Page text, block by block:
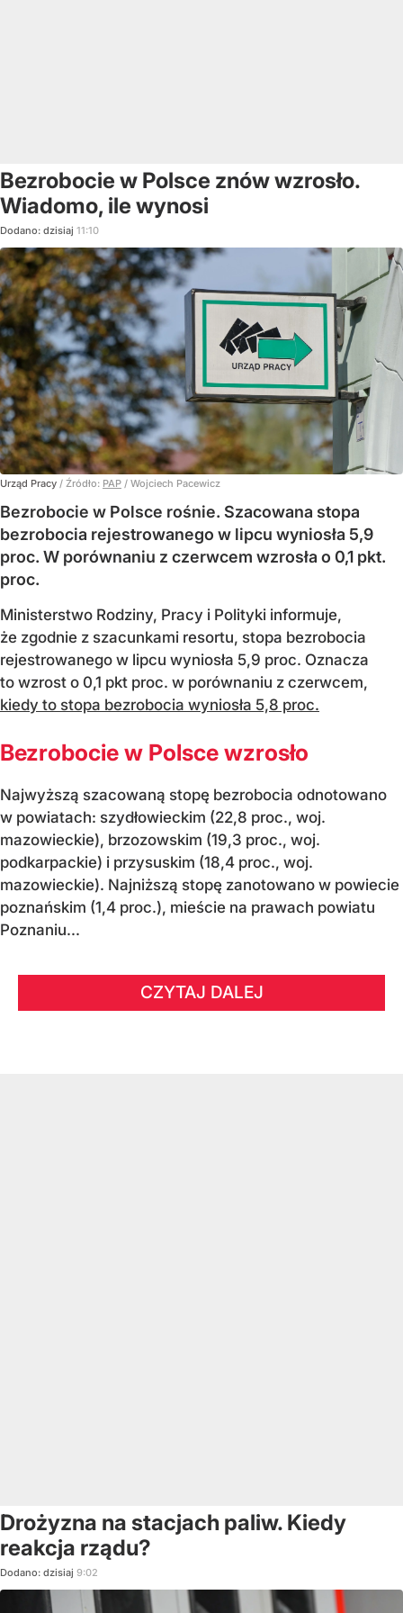
Bezrobocie w Polsce znów wzrosło.
Wiadomo, ile wynosi
Dodano: dzisiaj 11:10
Urząd Pracy / Źródło: PAP / Wojciech Pacewicz
Bezrobocie w Polsce rośnie. Szacowana stopa
bezrobocia rejestrowanego w lipcu wyniosła 5,9
proc. W porównaniu z czerwcem wzrosła o 0,1 pkt.
proc.
Ministerstwo Rodziny, Pracy i Polityki informuje,
że zgodnie z szacunkami resortu, stopa bezrobocia
rejestrowanego w lipcu wyniosła 5,9 proc. Oznacza
to wzrost o 0,1 pkt proc. w porównaniu z czerwcem,
kiedy to stopa bezrobocia wyniosła 5,8 proc.
Bezrobocie w Polsce wzrosło
Najwyższą szacowaną stopę bezrobocia odnotowano
w powiatach: szydłowieckim (22,8 proc., woj.
mazowieckie), brzozowskim (19,3 proc., woj.
podkarpackie) i przysuskim (18,4 proc., woj.
mazowieckie). Najniższą stopę zanotowano w powiecie
poznańskim (1,4 proc.), mieście na prawach powiatu
Poznaniu...
CZYTAJ DALEJ
Drożyzna na stacjach paliw. Kiedy
reakcja rządu?
Dodano: dzisiaj 9:02